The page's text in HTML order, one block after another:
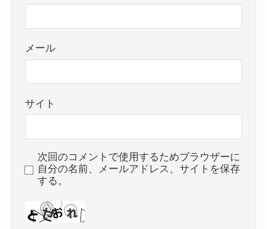
メール
サイト
次回のコメントで使用するためブラウザーに
自分の名前、メールアドレス、サイトを保存
する。